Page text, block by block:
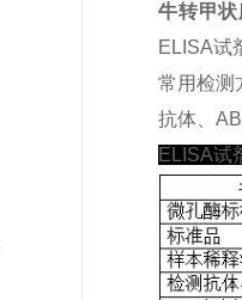
牛转甲
ELISA试
常用检测
抗体、
ELISA试